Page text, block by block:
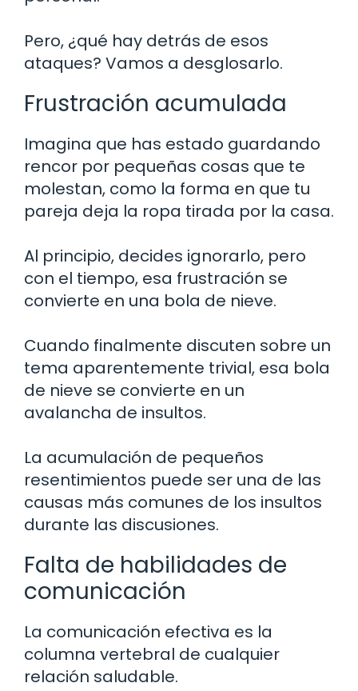
Pero, ¿qué hay detrás de esos
ataques? Vamos a desglosarlo.
Frustración acumulada
Imagina que has estado guardando
rencor por pequeñas cosas que te
molestan, como la forma en que tu
pareja deja la ropa tirada por la casa.
Al principio, decides ignorarlo, pero
con el tiempo, esa frustración se
convierte en una bola de nieve.
Cuando finalmente discuten sobre un
tema aparentemente trivial, esa bola
de nieve se convierte en un
avalancha de insultos.
La acumulación de pequeños
resentimientos puede ser una de las
causas más comunes de los insultos
durante las discusiones.
Falta de habilidades de
comunicación
La comunicación efectiva es la
columna vertebral de cualquier
relación saludable.